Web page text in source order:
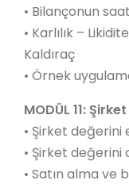
• Bilançonun
• Karlılık –
Kaldıraç
• Örnek
MODÜL 11:
• Şirket
• Şirket
• Satın alma ve